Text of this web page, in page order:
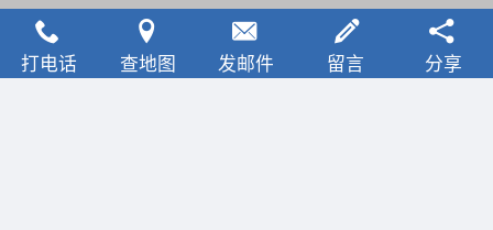
犀牛云提供云计算服务
打电话 查地图 发邮件 留言 分享